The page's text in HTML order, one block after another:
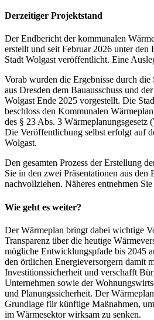
Derzeitiger Projektstand
Der Endbericht der kommunalen
erstellt und seit Februar 2026 unter den
Stadt Wolgast veröffentlicht. Eine
Vorab wurden die Ergebnisse durch
aus Dresden dem Bauausschuss und
Wolgast Ende 2025 vorgestellt. Die
beschloss den Kommunalen
des § 23 Abs. 3 Wärmeplanungsgesetz
Die Veröffentlichung selbst erfolgt auf
Wolgast.
Den gesamten Prozess der Erstellung
Sie in den zwei Präsentationen aus den
nachvollziehen. Näheres entnehmen Sie
Wie geht es weiter?
Der Wärmeplan bringt dabei wichtige
Transparenz über die heutige
mögliche Entwicklungspfade bis 2045
den örtlichen Energieversorgern damit
Investitionssicherheit und verschafft
Unternehmen sowie der
und Planungssicherheit. Der
Grundlage für künftige Maßnahmen,
im Wärmesektor wirksam zu senken.